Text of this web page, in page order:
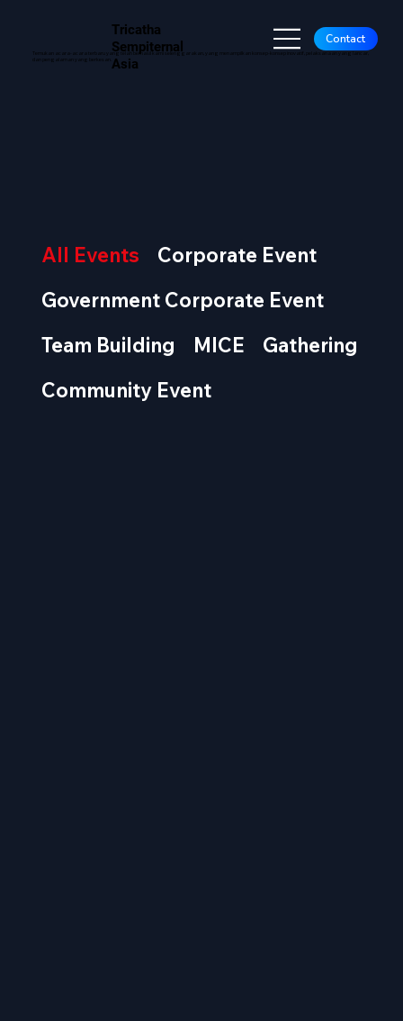
Tricatha
Sempiternal
Asia
Contact
Temukan acara-acara terbaru yang telah berhasil kami selenggarakan, yang menampilkan konsep-konsep inovatif, pelaksanaan yang lancar,
dan pengalaman yang berkesan.
All Events
Corporate Event
Government Corporate Event
Team Building
MICE
Gathering
Community Event